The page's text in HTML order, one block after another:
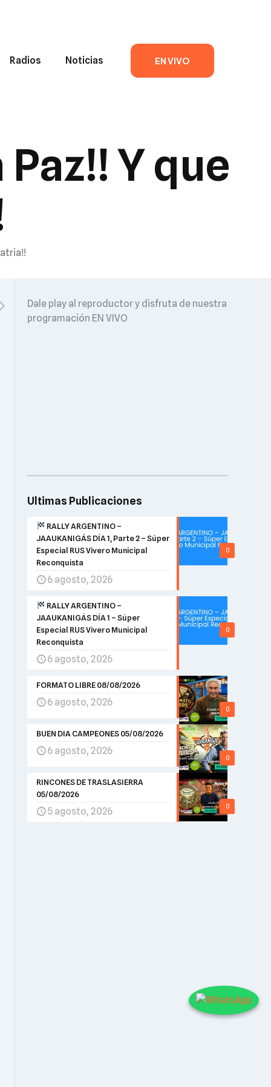
Radios Noticias EN VIVO
Y que
Dale play al reproductor y disfruta de nuestra
programación EN VIVO
Ultimas Publicaciones
0
RALLY ARGENTINO –
JAAUKANIGÁS DÍA 1, Parte 2 – Súper
Especial RUS Vivero Municipal
Reconquista
6 agosto, 2026
0
RALLY ARGENTINO –
JAAUKANIGÁS DÍA 1 – Súper
Especial RUS Vivero Municipal
Reconquista
6 agosto, 2026
0
FORMATO LIBRE 08/08/2026
6 agosto, 2026
0
BUEN DIA CAMPEONES 05/08/2026
6 agosto, 2026
0
RINCONES DE TRASLASIERRA
05/08/2026
5 agosto, 2026